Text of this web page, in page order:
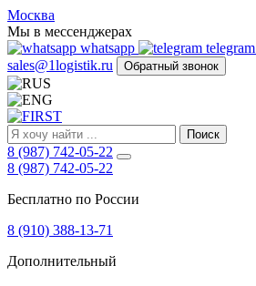
FIRST
Адрес
и
телефон:
Москва,
Алтуфьевское
ш.
д.
48,
корпус
2,
офис
127549
Россия
Москва
Мы в мессенджерах
whatsapp
telegram
sales@1logistik.ru
Обратный звонок
Поиск
8 (987) 742-05-22
8 (987) 742-05-22
Бесплатно по России
8 (910) 388-13-71
Дополнительный